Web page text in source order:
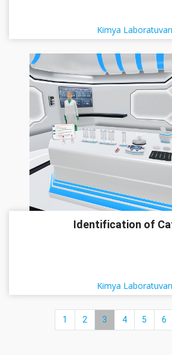
Kimya Laboratuvarı
Identification of
Kimya Laboratuvarı
1 2 3 4 5 6